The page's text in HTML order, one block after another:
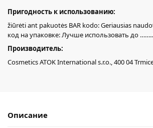
Пригодность к использованию:
žiūrėti ant pakuotės BAR kodo: Geriausias
код на упаковке: Лучше использовать до
Производитель:
Cosmetics ATOK International s.r.o., 400 04
Описание